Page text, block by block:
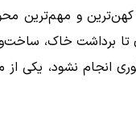
کهن‌ترین و مهم‌ترین
برداشت خاک،
انجام نشود، یکی